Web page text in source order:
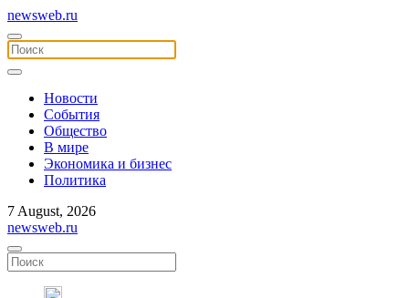
newsweb.ru
Новости
События
Общество
В мире
Экономика и бизнес
Политика
7 August, 2026
newsweb.ru